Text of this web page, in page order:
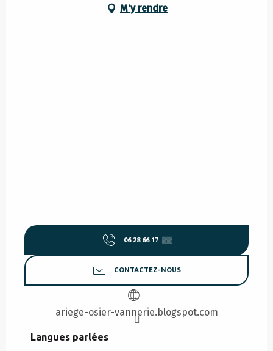
M'y rendre
06 28 66 17 ▒▒
CONTACTEZ-NOUS
ariege-osier-vannerie.blogspot.com
Langues parlées
Langues parlées